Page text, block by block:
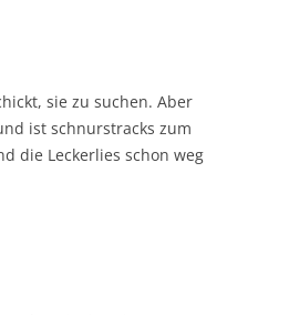
sie zu suchen. Aber
ist schnurstracks zum
die Leckerlies schon weg